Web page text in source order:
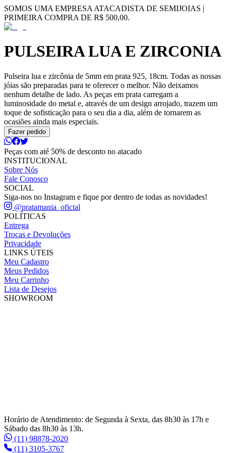
SOMOS UMA EMPRESA ATACADISTA DE SEMIJOIAS |
PRIMEIRA COMPRA DE R$ 500,00.
PULSEIRA LUA E ZIRCONIA
Pulseira lua e zircônia de 5mm em prata 925, 18cm. Todas as nossas
jóias são preparadas para te oferecer o melhor. Não deixamos
nenhum detalhe de lado. As peças em prata carregam a
luminosidade do metal e, através de um design arrojado, trazem um
toque de sofisticação para o seu dia a dia, além de tornarem as
ocasiões ainda mais especiais.
Fazer pedido
Peças com até 50% de desconto no atacado
INSTITUCIONAL
Sobre Nós
Fale Conosco
SOCIAL
Siga-nos no Instagram e fique por dentro de todas as novidades!
@pratamania_oficial
POLÍTICAS
Entrega
Trocas e Devoluções
Privacidade
LINKS ÚTEIS
Meu Cadastro
Meus Pedidos
Meu Carrinho
Lista de Desejos
SHOWROOM
Horário de Atendimento: de Segunda à Sexta, das 8h30 às 17h e
Sábado das 8h30 às 13h.
(11) 98878-2020
(11) 3105-3767